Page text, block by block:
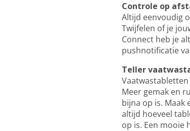
Controle op
Altijd eenvoudig
Twijfelen of je
Connect heb je
pushnotificatie
Teller
Meer gemak en
bijna op is. Maak
altijd hoeveel
op is. Een mooie